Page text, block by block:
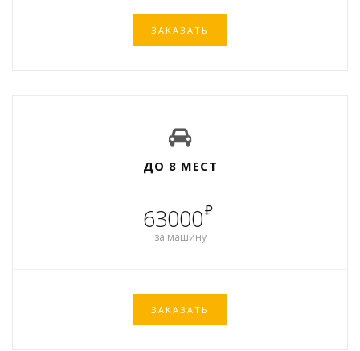
ЗАКАЗАТЬ
ДО 8 МЕСТ
63000₽
за машину
ЗАКАЗАТЬ